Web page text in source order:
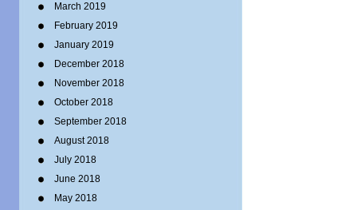
March 2019
February 2019
January 2019
December 2018
November 2018
October 2018
September 2018
August 2018
July 2018
June 2018
May 2018